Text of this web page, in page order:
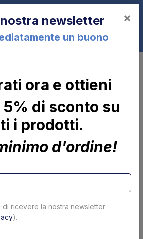
0
Parapolvere tubolare
newsletter
un buono
×
ora e ottieni
di sconto su
i prodotti.
d'ordine!
ricevere la nostra newsletter
).